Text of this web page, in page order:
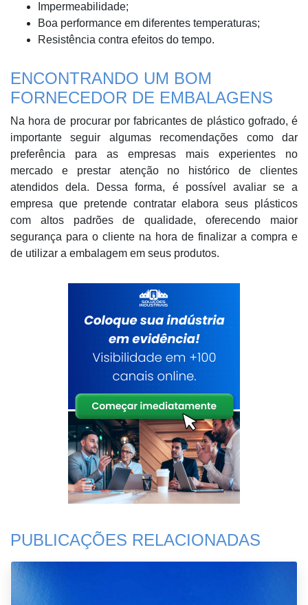
Impermeabilidade;
Boa performance em diferentes temperaturas;
Resistência contra efeitos do tempo.
ENCONTRANDO UM BOM
FORNECEDOR DE EMBALAGENS
Na hora de procurar por fabricantes de plástico gofrado, é
importante seguir algumas recomendações como dar
preferência para as empresas mais experientes no
mercado e prestar atenção no histórico de clientes
atendidos dela. Dessa forma, é possível avaliar se a
empresa que pretende contratar elabora seus plásticos
com altos padrões de qualidade, oferecendo maior
segurança para o cliente na hora de finalizar a compra e
de utilizar a embalagem em seus produtos.
PUBLICAÇÕES RELACIONADAS